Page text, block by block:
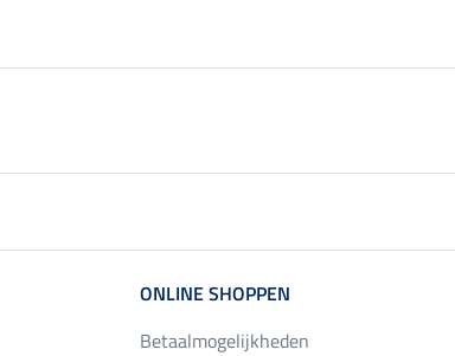
ONLINE SHOPPEN
Betaalmogelijkheden